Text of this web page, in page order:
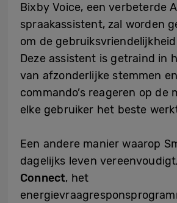
Bixby Voice, een verbeterde
spraakassistent, zal worden
om de
Deze assistent is getraind in
van afzonderlijke stemmen
commando’s reageren op de
elke gebruiker het beste
Een andere manier waarop
dagelijks leven
Connect, het